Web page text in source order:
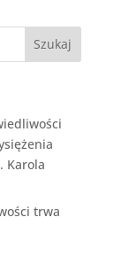
Karola
trwa